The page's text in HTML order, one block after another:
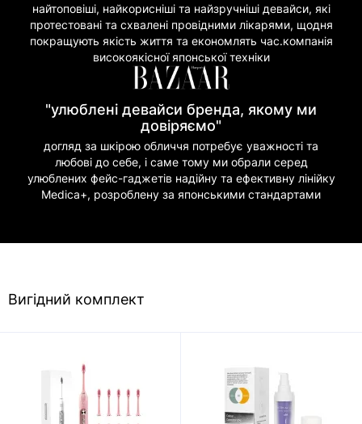
найтоповіші, найкорисніші та найзручніші девайси, які
протестовані та схвалені провідними лікарями, щодня
покращують якість життя та економлять час.компанія
високоякісної японської техніки
"улюблені девайси бренда, якому ми
довіряємо"
догляд за шкірою обличчя потребує уважності та
любові до себе, і саме тому ми обрали серед
улюблених фейс-гаджетів надійну та ефективну лінійку
Medica+, розроблену за японськими стандартами
Вигідний комплект